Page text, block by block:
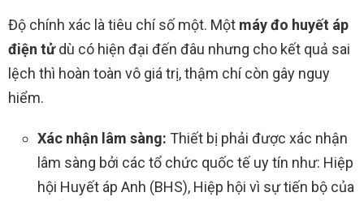
Độ chính xác là tiêu chí số một. Một máy đo huyết áp
điện tửdù có hiện đại đến đâu nhưng cho kết quả sai
lệch thì hoàn toàn vô giá trị, thậm chí còn gây nguy
hiểm.
Xác nhận lâm sàng: Thiết bị phải được xác nhận
lâm sàng bởi các tổ chức quốc tế uy tín như: Hiệp
hội Huyết áp Anh (BHS), Hiệp hội vì sự tiến bộ của